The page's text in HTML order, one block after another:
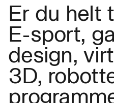
Er du helt
E-sport,
design,
3D,